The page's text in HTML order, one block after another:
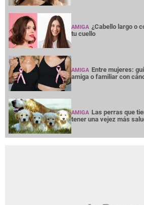
AMIGA ¿Cabello largo o
tu cuello
AMIGA Entre mujeres:
amiga o familiar con
AMIGA Las perras que
tener una vejez más